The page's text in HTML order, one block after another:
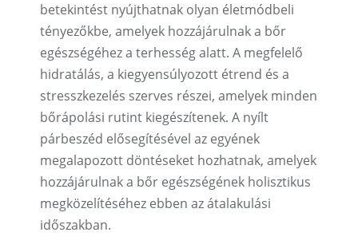
betekintést nyújthatnak olyan életmódbeli
tényezőkbe, amelyek hozzájárulnak a bőr
egészségéhez a terhesség alatt. A megfelelő
hidratálás, a kiegyensúlyozott étrend és a
stresszkezelés szerves részei, amelyek minden
bőrápolási rutint kiegészítenek. A nyílt
párbeszéd elősegítésével az egyének
megalapozott döntéseket hozhatnak, amelyek
hozzájárulnak a bőr egészségének holisztikus
megközelítéséhez ebben az átalakulási
időszakban.